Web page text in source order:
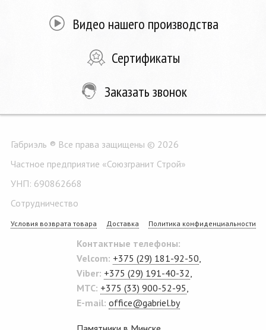
Видео нашего производства
Сертификаты
Заказать звонок
Габриэль ® Все права защищены © 2026
Частное предприятие «Союзгранит Строй»
УНП: 690862668
Сотрудничество
Условия возврата товара Доставка Политика конфиденциальности
Контактные телефоны:
Velcom: +375 (29) 181-92-50,
Viber: +375 (29) 191-40-32,
MTC: +375 (33) 900-52-95,
E-mail: office@gabriel.by